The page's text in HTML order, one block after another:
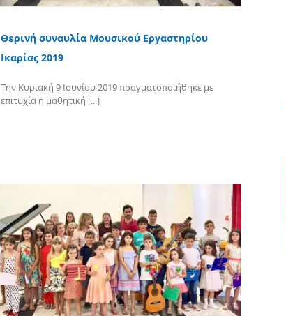
Θερινή συναυλία Μουσικού Εργαστηρίου
Ικαρίας 2019
Την Κυριακή 9 Ιουνίου 2019 πραγματοποιήθηκε με
επιτυχία η μαθητική [...]